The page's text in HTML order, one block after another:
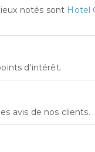
notés sont Hotel
d'intérêt.
avis de nos clients.